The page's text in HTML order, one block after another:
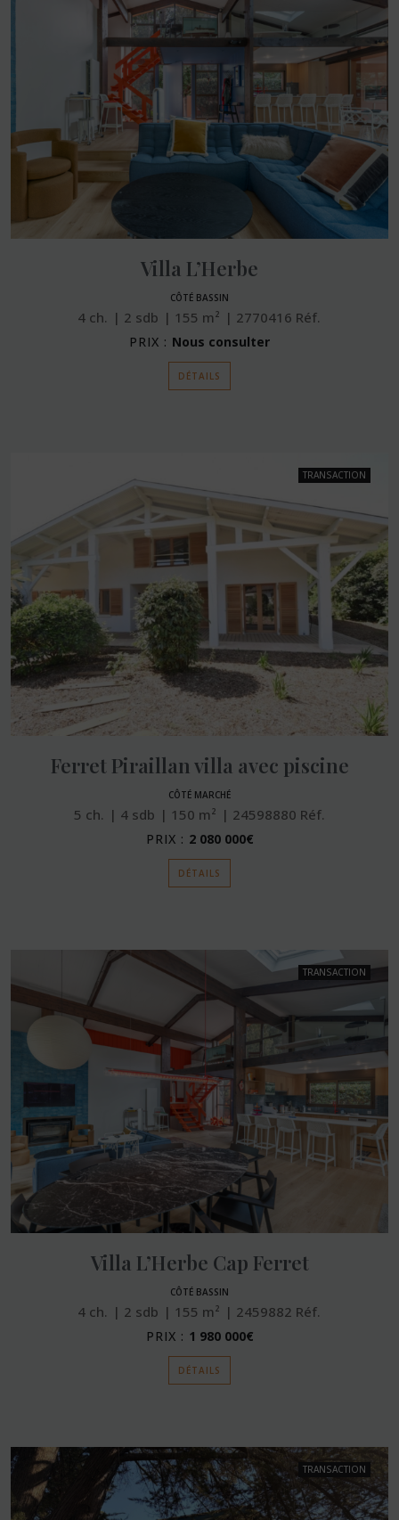
Villa L’Herbe
CÔTÉ BASSIN
4 ch. 2 sdb 155 m² 2770416 Réf.
PRIX : Nous consulter
DÉTAILS
TRANSACTION
Ferret Piraillan villa avec piscine
CÔTÉ MARCHÉ
5 ch. 4 sdb 150 m² 24598880 Réf.
PRIX : 2 080 000€
DÉTAILS
TRANSACTION
Villa L’Herbe Cap Ferret
CÔTÉ BASSIN
4 ch. 2 sdb 155 m² 2459882 Réf.
PRIX : 1 980 000€
DÉTAILS
TRANSACTION